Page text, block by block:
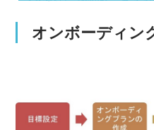
オンボーディン